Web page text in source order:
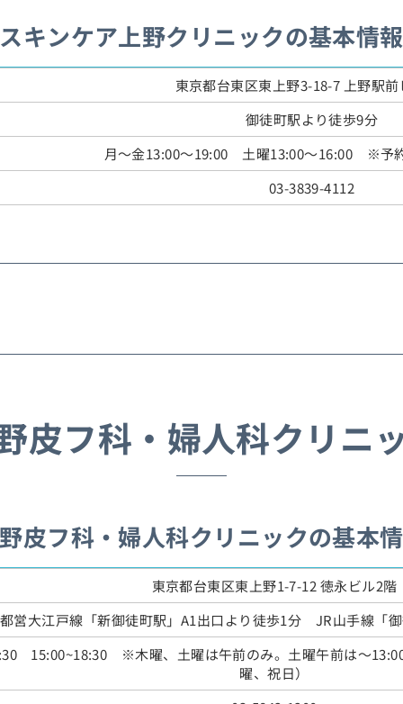
スキンケア上野クリニックの基本情報
東京都台東区東上野3-18-7 上野駅
御徒町駅より徒歩9分
月～金13:00～19:00 土曜13:00～16:00 ※予約
03-3839-4112
皮フ科・婦人科クリニ
皮フ科・婦人科クリニックの基本
東京都台東区東上野1-7-12 徳永ビル2階
都営大江戸線「新御徒町駅」A1出口より徒歩1分 JR山手線「
15:00~18:30 ※木曜、土曜は午前のみ。土曜午前は～
曜、祝日）